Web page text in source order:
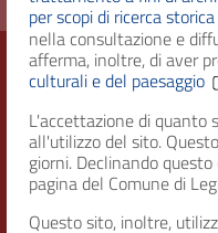
per scopi di ricerca
nella consultazione e
afferma, inoltre, di aver
culturali e del paesaggio
L'accettazione di quanto
all'utilizzo del sito.
giorni. Declinando
pagina del Comune di
Questo sito, inoltre,
Città di
RECAPITI